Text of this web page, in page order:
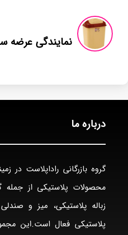
درباره ما
گروه بازرگانی راداپلاست در
محصولات پلاستیکی از جمله
زباله پلاستیکی، میز و
پلاستیکی فعال است.این